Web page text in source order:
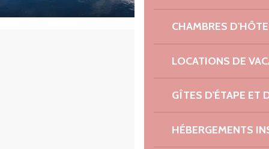
CHAMBRES
LOCATIONS DE
GÎTES D'ÉTAPE ET
HÉBERGEMENTS